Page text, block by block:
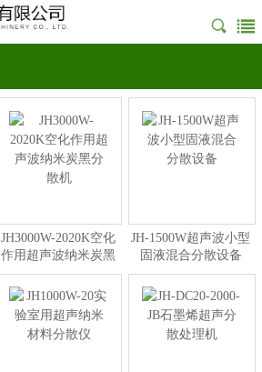
JH3000W-2020K空化
作用超声波纳米炭黑
分散机
JH-1500W超声波小型
固液混合分散设备